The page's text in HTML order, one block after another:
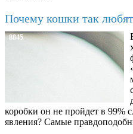
Почему кошки так
8845
коробки он не пройдет в 99%
явления? Самые